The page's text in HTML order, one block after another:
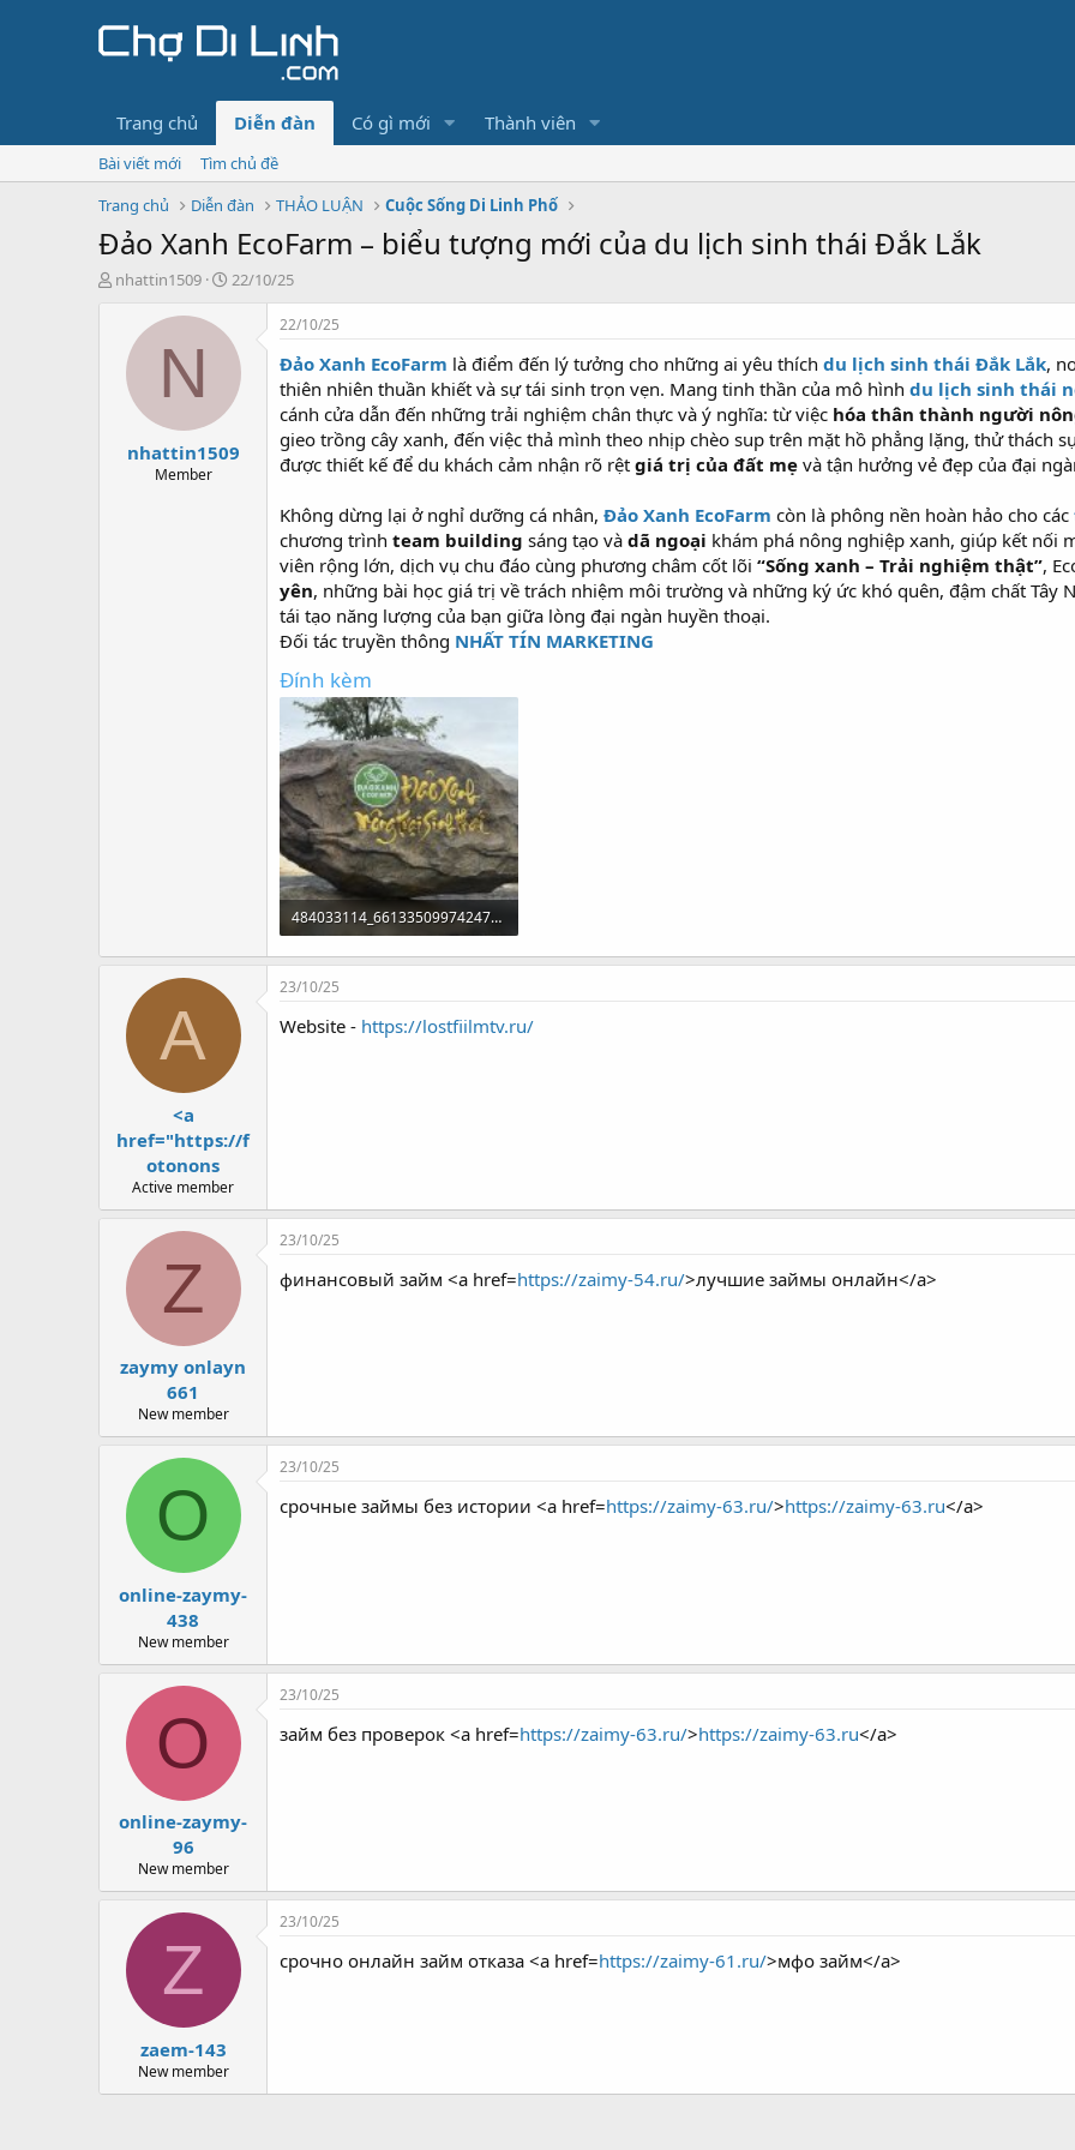
Trang chủ Diễn đàn Có gì mới Thành viên
Bài viết mới
Tìm chủ đề
Trang chủ
Diễn đàn THẢO LUẬN Cuộc Sống Di Linh Phố
Đảo Xanh EcoFarm – biểu tượng mới của du lịch sinh thái Đắk Lắk
T
nhattin1509
N
y
g
ử
i
22/10/25
N
nhattin1509
Member
22/10/25
Đảo Xanh EcoFarm là điểm đến lý tưởng cho những ai yêu thích du lịch sinh thái Đắk Lắk,
thiên nhiên thuần khiết và sự tái sinh trọn vẹn. Mang tinh thần của mô hình du lịch sinh thái
cánh cửa dẫn đến những trải nghiệm chân thực và ý nghĩa: từ việc hóa thân thành người
gieo trồng cây xanh, đến việc thả mình theo nhịp chèo sup trên mặt hồ phẳng lặng, thử thách
được thiết kế để du khách cảm nhận rõ rệt giá trị của đất mẹ và tận hưởng vẻ đẹp của đại
Không dừng lại ở nghỉ dưỡng cá nhân, Đảo Xanh EcoFarm còn là phông nền hoàn hảo cho các
chương trình team building sáng tạo và dã ngoại khám phá nông nghiệp xanh, giúp kết nối
viên rộng lớn, dịch vụ chu đáo cùng phương châm cốt lõi “Sống xanh – Trải nghiệm thật”,
yên, những bài học giá trị về trách nhiệm môi trường và những ký ức khó quên, đậm chất Tây
tái tạo năng lượng của bạn giữa lòng đại ngàn huyền thoại.
Đối tác truyền thông NHẤT TÍN MARKETING
Đính kèm
484033114_661335099742477_5813356563759818816_n (1).jpg
446.1 KB · Lượt xem: 0
A
<a
href="https://f
otonons
Active member
23/10/25
Website - https://lostfiilmtv.ru/
Z
zaymy onlayn
661
New member
23/10/25
финансовый займ <a href=https://zaimy-54.ru/>лучшие займы онлайн</a>
O
online-zaymy-
438
New member
23/10/25
срочные займы без истории <a href=https://zaimy-63.ru/>https://zaimy-63.ru</a>
O
online-zaymy-
96
New member
23/10/25
займ без проверок <a href=https://zaimy-63.ru/>https://zaimy-63.ru</a>
Z
zaem-143
New member
23/10/25
срочно онлайн займ отказа <a href=https://zaimy-61.ru/>мфо займ</a>